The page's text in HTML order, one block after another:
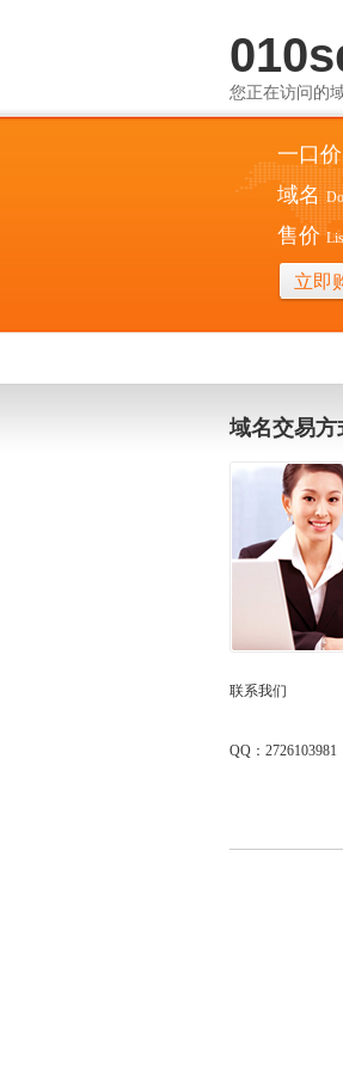
您正在访问的
一口
域名
售价
立即
域名交易方
联系我们
QQ：2726103981